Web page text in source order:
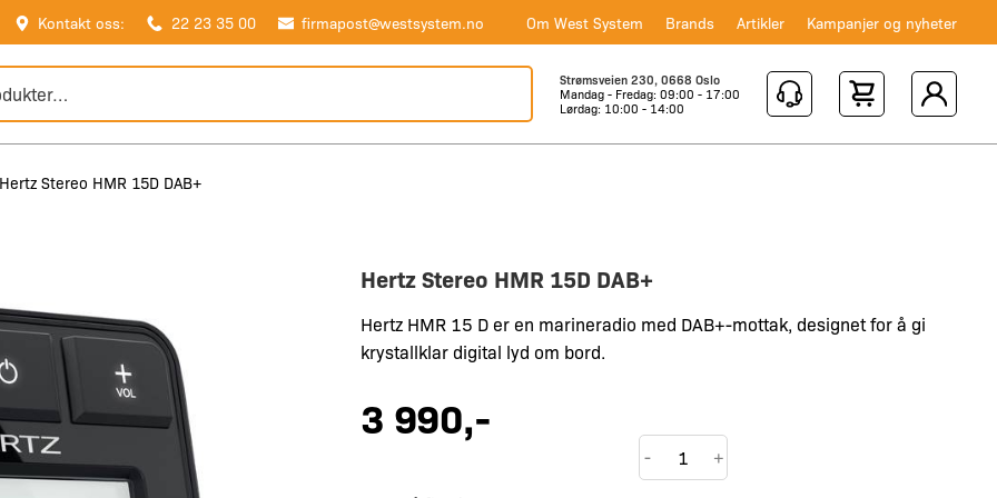
Kontakt oss: 22 23 35 00 firmapost@westsystem.no Om West System Brands Artikler Kampanjer og nyheter
Strømsveien 230, 0668 Oslo
Mandag - Fredag: 09:00 - 17:00
Lørdag: 10:00 - 14:00
Shopping Cart
Hertz Stereo HMR 15D DAB+
Hertz Stereo HMR 15D DAB+
Hertz HMR 15 D er en marineradio med DAB+-mottak, designet for å gi
krystallklar digital lyd om bord.
3 990,-
Hertz
Stereo
- +